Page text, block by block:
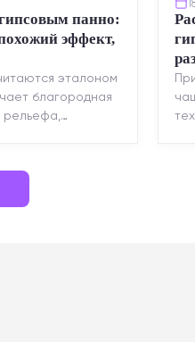
панно:
эффект,
эталоном
благородная
рельефа,